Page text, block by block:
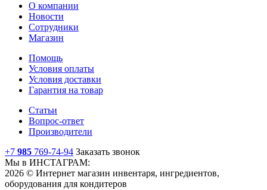
О компании
Новости
Сотрудники
Магазин
Помощь
Условия оплаты
Условия доставки
Гарантия на товар
Статьи
Вопрос-ответ
Производители
+7 985 769-74-94 Заказать звонок
Мы в ИНСТАГРАМ:
2026 © Интернет магазин инвентаря, ингредиентов,
оборудования для кондитеров